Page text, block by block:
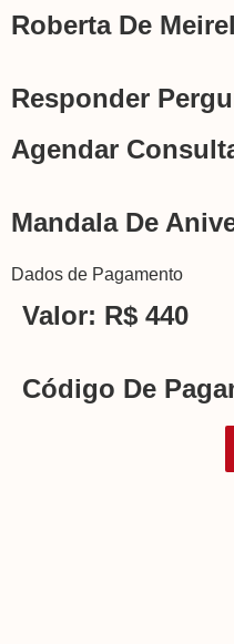
Roberta De
Responder
Agendar
Mandala De
Dados de Pagamento
Valor: R$ 440
Código De